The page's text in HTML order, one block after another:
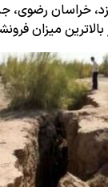
خراسان رضوی،
میزان